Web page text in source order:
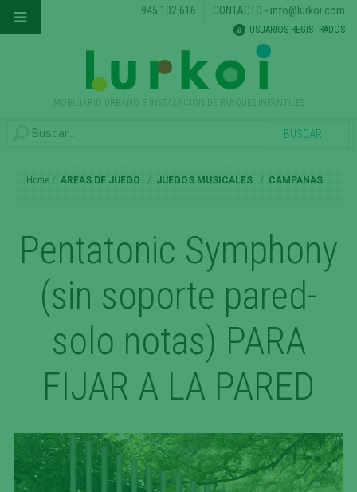
MOBILIARIO URBANO E INSTALACIÓN DE PARQUES INFANTILES
945 102 616 CONTACTO - info@lurkoi.com
USUARIOS REGISTRADOS
Home AREAS DE JUEGO JUEGOS MUSICALES CAMPANAS
Pentatonic Symphony
(sin soporte pared-
solo notas) PARA
FIJAR A LA PARED